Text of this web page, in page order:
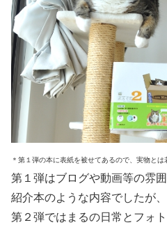
＊第１弾の本に表紙を被せてあるので、実物とは
第１弾はブログや動画等の雰
紹介本のような内容でしたが、
第２弾ではまるの日常とフォ